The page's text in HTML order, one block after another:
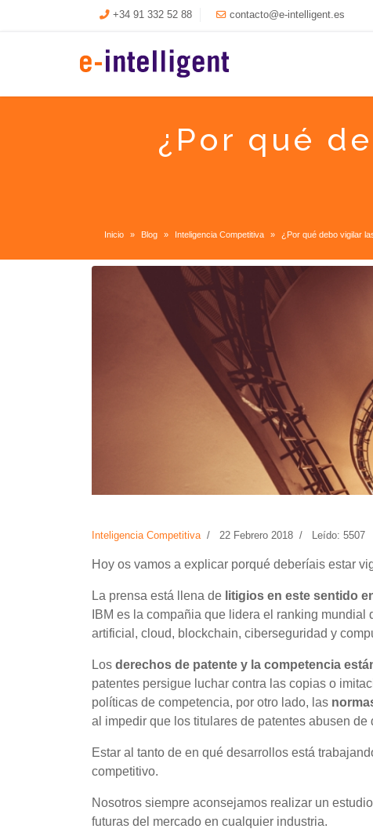
+34 91 332 52 88 contacto@e-intelligent.es
¿Por qué
Inicio Blog Inteligencia Competitiva ¿Por qué debo vigilar
Inteligencia Competitiva 22 Febrero 2018 Leído: 5507
Hoy os vamos a explicar porqué deberíais estar
La prensa está llena de litigios en este sentido
IBM es la compañia que lidera el ranking
artificial, cloud, blockchain, ciberseguridad y
Los derechos de patente y la competencia
patentes persigue luchar contra las copias o
políticas de competencia, por otro lado, las
al impedir que los titulares de patentes abusen de
Estar al tanto de en qué desarrollos está
competitivo.
Nosotros siempre aconsejamos realizar un
futuras del mercado en cualquier industria.